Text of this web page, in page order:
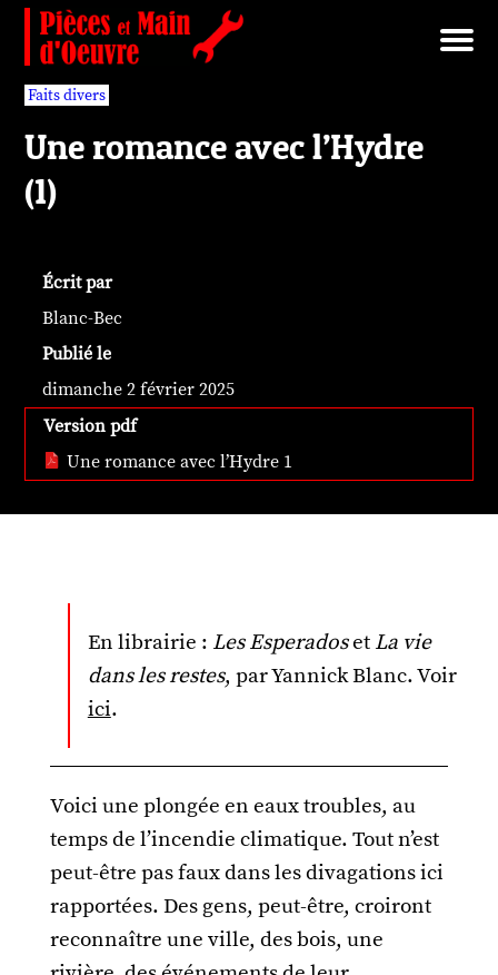
Brut/Archives
Faits divers
Nécrotechnologies
Documents
Librairie/Service Compris
Pièces détachées
Faits divers
Une romance avec l’Hydre
(1)
Écrit par
Blanc-Bec
Publié le
dimanche 2 février 2025
Version pdf
Une romance avec l’Hydre 1
En librairie : Les EsperadosetLa vie
dans les restes, par Yannick Blanc. Voir
ici.
Voici une plongée en eaux troubles, au
temps de l’incendie climatique. Tout n’est
peut-être pas faux dans les divagations ici
rapportées. Des gens, peut-être, croiront
reconnaître une ville, des bois, une